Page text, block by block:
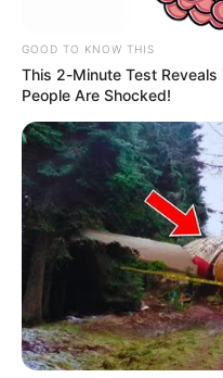
Foto Archivo.
Por:
Alerta Tolima
Mayo 27, 2019
GOOD TO KNOW THIS
This 2-Minute Test
People Are Shocked!